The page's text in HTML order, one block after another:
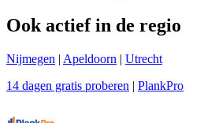
Ook actief in de regio
Nijmegen | Apeldoorn | Utrecht
14 dagen gratis proberen | PlankPro